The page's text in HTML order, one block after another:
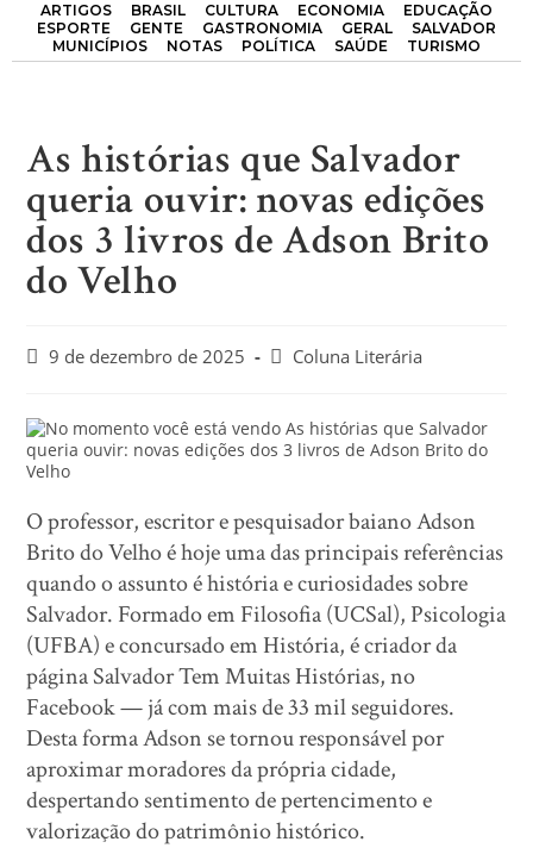
ARTIGOS BRASIL CULTURA ECONOMIA
EDUCAÇÃO
ESPORTE
GENTE GASTRONOMIA GERAL
SALVADOR
MUNICÍPIOS
NOTAS POLÍTICA SAÚDE TURISMO
As histórias que Salvador
queria ouvir: novas edições
dos 3 livros de Adson Brito
do Velho
9 de dezembro de 2025 Coluna Literária
O professor, escritor e pesquisador baiano Adson
Brito do Velho é hoje uma das principais referências
quando o assunto é história e curiosidades sobre
Salvador. Formado em Filosofia (UCSal), Psicologia
(UFBA) e concursado em História, é criador da
página Salvador Tem Muitas Histórias, no
Facebook — já com mais de 33 mil seguidores.
Desta forma Adson se tornou responsável por
aproximar moradores da própria cidade,
despertando sentimento de pertencimento e
valorização do patrimônio histórico.